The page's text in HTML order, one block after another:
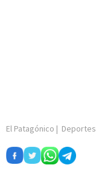
El Patagónico | Deportes